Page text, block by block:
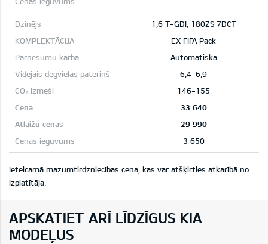
1,6 T-GDI, 180ZS 7DCT
EX FIFA Pack
Automātiskā
6,4-6,9
146-155
33 640
29 990
3 650
Ieteicamā mazumtirdzniecības cena, kas var atšķirties atkarībā no
izplatītāja.
APSKATIET ARĪ LĪDZĪGUS KIA
MODEĻUS